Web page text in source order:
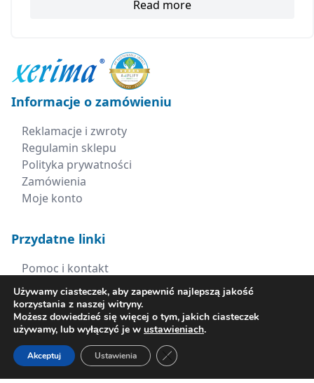
Read more
Informacje o zamówieniu
Reklamacje i zwroty
Regulamin sklepu
Polityka prywatności
Zamówienia
Moje konto
Przydatne linki
Pomoc i kontakt
Strefa ECO
HP dla biznesu
Laptopy dla nauczyciela
Wszystkie promocje
Kontakt
Używamy ciasteczek, aby zapewnić najlepszą jakość
korzystania z naszej witryny.
Możesz dowiedzieć się więcej o tym, jakich ciasteczek
używamy, lub wyłączyć je w ustawieniach.
Akceptuj Ustawienia Zamknij panel powiadomień o